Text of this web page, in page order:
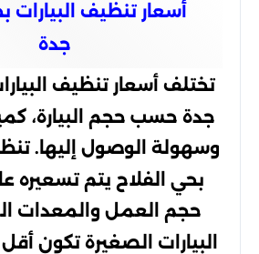
أسعار تنظيف البيارات
جدة
تختلف أسعار تنظيف
جدة حسب حجم البيارة،
وسهولة الوصول إليها.
بحي الفلاح يتم تسعيره
حجم العمل والمعدات
البيارات الصغيرة تكون